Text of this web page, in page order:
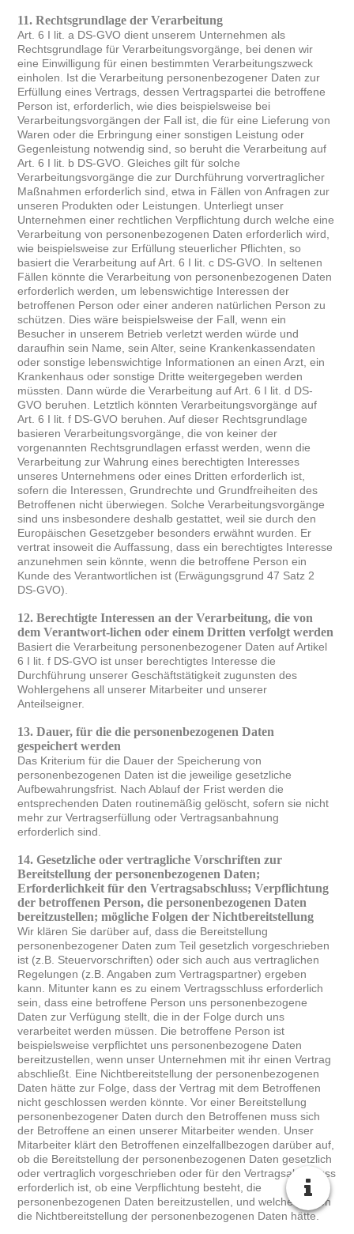
11. Rechtsgrundlage der Verarbeitung
Art. 6 I lit. a DS-GVO dient unserem Unternehmen als
Rechtsgrundlage für Verarbeitungsvorgänge, bei denen wir
eine Einwilligung für einen bestimmten Verarbeitungszweck
einholen. Ist die Verarbeitung personenbezogener Daten zur
Erfüllung eines Vertrags, dessen Vertragspartei die betroffene
Person ist, erforderlich, wie dies beispielsweise bei
Verarbeitungsvorgängen der Fall ist, die für eine Lieferung von
Waren oder die Erbringung einer sonstigen Leistung oder
Gegenleistung notwendig sind, so beruht die Verarbeitung auf
Art. 6 I lit. b DS-GVO. Gleiches gilt für solche
Verarbeitungsvorgänge die zur Durchführung vorvertraglicher
Maßnahmen erforderlich sind, etwa in Fällen von Anfragen zur
unseren Produkten oder Leistungen. Unterliegt unser
Unternehmen einer rechtlichen Verpflichtung durch welche eine
Verarbeitung von personenbezogenen Daten erforderlich wird,
wie beispielsweise zur Erfüllung steuerlicher Pflichten, so
basiert die Verarbeitung auf Art. 6 I lit. c DS-GVO. In seltenen
Fällen könnte die Verarbeitung von personenbezogenen Daten
erforderlich werden, um lebenswichtige Interessen der
betroffenen Person oder einer anderen natürlichen Person zu
schützen. Dies wäre beispielsweise der Fall, wenn ein
Besucher in unserem Betrieb verletzt werden würde und
daraufhin sein Name, sein Alter, seine Krankenkassendaten
oder sonstige lebenswichtige Informationen an einen Arzt, ein
Krankenhaus oder sonstige Dritte weitergegeben werden
müssten. Dann würde die Verarbeitung auf Art. 6 I lit. d DS-
GVO beruhen. Letztlich könnten Verarbeitungsvorgänge auf
Art. 6 I lit. f DS-GVO beruhen. Auf dieser Rechtsgrundlage
basieren Verarbeitungsvorgänge, die von keiner der
vorgenannten Rechtsgrundlagen erfasst werden, wenn die
Verarbeitung zur Wahrung eines berechtigten Interesses
unseres Unternehmens oder eines Dritten erforderlich ist,
sofern die Interessen, Grundrechte und Grundfreiheiten des
Betroffenen nicht überwiegen. Solche Verarbeitungsvorgänge
sind uns insbesondere deshalb gestattet, weil sie durch den
Europäischen Gesetzgeber besonders erwähnt wurden. Er
vertrat insoweit die Auffassung, dass ein berechtigtes Interesse
anzunehmen sein könnte, wenn die betroffene Person ein
Kunde des Verantwortlichen ist (Erwägungsgrund 47 Satz 2
DS-GVO).
12. Berechtigte Interessen an der Verarbeitung, die von
dem Verantwort-lichen oder einem Dritten verfolgt werden
Basiert die Verarbeitung personenbezogener Daten auf Artikel
6 I lit. f DS-GVO ist unser berechtigtes Interesse die
Durchführung unserer Geschäftstätigkeit zugunsten des
Wohlergehens all unserer Mitarbeiter und unserer
Anteilseigner.
13. Dauer, für die die personenbezogenen Daten
gespeichert werden
Das Kriterium für die Dauer der Speicherung von
personenbezogenen Daten ist die jeweilige gesetzliche
Aufbewahrungsfrist. Nach Ablauf der Frist werden die
entsprechenden Daten routinemäßig gelöscht, sofern sie nicht
mehr zur Vertragserfüllung oder Vertragsanbahnung
erforderlich sind.
14.Gesetzliche oder vertragliche Vorschriften zur
Bereitstellung der personenbezogenen Daten;
Erforderlichkeit für den Vertragsabschluss; Verpflichtung
der betroffenen Person, die personenbezogenen Daten
bereitzustellen; mögliche Folgen der Nichtbereitstellung
Wir klären Sie darüber auf, dass die Bereitstellung
personenbezogener Daten zum Teil gesetzlich vorgeschrieben
ist (z.B. Steuervorschriften) oder sich auch aus vertraglichen
Regelungen (z.B. Angaben zum Vertragspartner) ergeben
kann. Mitunter kann es zu einem Vertragsschluss erforderlich
sein, dass eine betroffene Person uns personenbezogene
Daten zur Verfügung stellt, die in der Folge durch uns
verarbeitet werden müssen. Die betroffene Person ist
beispielsweise verpflichtet uns personenbezogene Daten
bereitzustellen, wenn unser Unternehmen mit ihr einen Vertrag
abschließt. Eine Nichtbereitstellung der personenbezogenen
Daten hätte zur Folge, dass der Vertrag mit dem Betroffenen
nicht geschlossen werden könnte. Vor einer Bereitstellung
personenbezogener Daten durch den Betroffenen muss sich
der Betroffene an einen unserer Mitarbeiter wenden. Unser
Mitarbeiter klärt den Betroffenen einzelfallbezogen darüber auf,
ob die Bereitstellung der personenbezogenen Daten gesetzlich
oder vertraglich vorgeschrieben oder für den Vertragsabschluss
erforderlich ist, ob eine Verpflichtung besteht, die
personenbezogenen Daten bereitzustellen, und welche Folgen
die Nichtbereitstellung der personenbezogenen Daten hätte.